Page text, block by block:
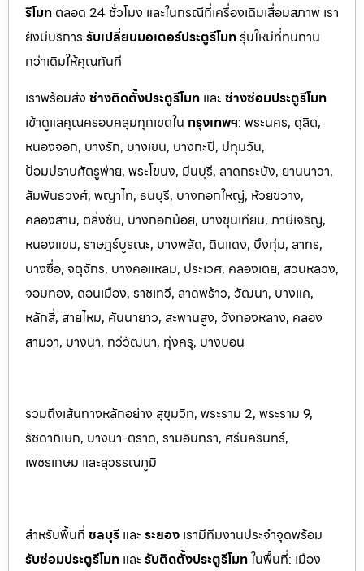
รีโมท ตลอด 24 ชั่วโมง และในกรณีที่เครื่องเดิมเสื่อมสภาพ เรา
ยังมีบริการ รับเปลี่ยนมอเตอร์ประตูรีโมทรุ่นใหม่ที่ทนทาน
กว่าเดิมให้คุณทันที
เราพร้อมส่ง ช่างติดตั้งประตูรีโมท และ ช่างซ่อมประตูรีโมท
เข้าดูแลคุณครอบคลุมทุกเขตใน กรุงเทพฯ: พระนคร, ดุสิต,
หนองจอก, บางรัก, บางเขน, บางกะปิ, ปทุมวัน,
ป้อมปราบศัตรูพ่าย, พระโขนง, มีนบุรี, ลาดกระบัง, ยานนาวา,
สัมพันธวงศ์, พญาไท, ธนบุรี, บางกอกใหญ่, ห้วยขวาง,
คลองสาน, ตลิ่งชัน, บางกอกน้อย, บางขุนเทียน, ภาษีเจริญ,
หนองแขม, ราษฎร์บูรณะ, บางพลัด, ดินแดง, บึงกุ่ม, สาทร,
บางซื่อ, จตุจักร, บางคอแหลม, ประเวศ, คลองเตย, สวนหลวง,
จอมทอง, ดอนเมือง, ราชเทวี, ลาดพร้าว, วัฒนา, บางแค,
หลักสี่, สายไหม, คันนายาว, สะพานสูง, วังทองหลาง, คลอง
สามวา, บางนา, ทวีวัฒนา, ทุ่งครุ, บางบอน
รวมถึงเส้นทางหลักอย่าง สุขุมวิท, พระราม 2, พระราม 9,
รัชดาภิเษก, บางนา-ตราด, รามอินทรา, ศรีนครินทร์,
เพชรเกษม และสุวรรณภูมิ
สำหรับพื้นที่ ชลบุรี และ ระยอง เรามีทีมงานประจำจุดพร้อม
รับซ่อมประตูรีโมท และ รับติดตั้งประตูรีโมทในพื้นที่: เมือง